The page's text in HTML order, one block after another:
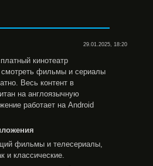
29.01.2025, 18:20
кинотеатр
фильмы и сериалы
Весь контент в
на англоязычную
работает на Android
фильмы и телесериалы,
и классические.